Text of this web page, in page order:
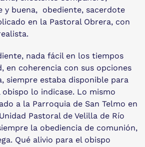
y buena, obediente, sacerdote
en la Pastoral Obrera, con
nada fácil en los tiempos
en coherencia con sus opciones
siempre estaba disponible para
lo indicase. Lo mismo
a la Parroquia de San Telmo en
Pastoral de Velilla de Río
la obediencia de comunión,
Qué alivio para el obispo